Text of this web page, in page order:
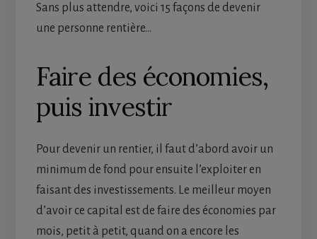
Sans plus attendre, voici 15 façons de devenir
une personne rentière…
Faire des économies,
puis investir
Pour devenir un rentier, il faut d’abord avoir un
minimum de fond pour ensuite l’exploiter en
faisant des investissements. Le meilleur moyen
d’avoir ce capital est de faire des économies par
mois, petit à petit, quand on a encore les